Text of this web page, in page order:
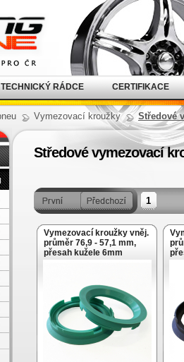
Vymezovací kroužky Středové
Středové vymezovací
1
Vymezovací kroužky vněj.
průměr 76,9 - 57,1 mm,
přesah kužele 6mm
TECHNICKÝ RÁDCE CERTIFIKACE